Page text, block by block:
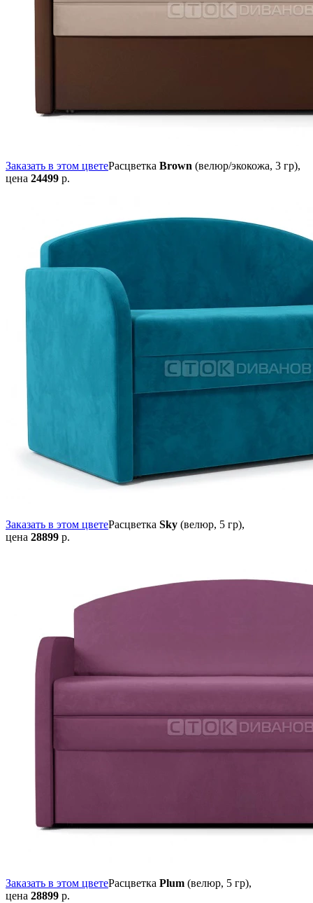
Заказать в этом цветеРасцветка Brown (велюр/экокожа, 3 гр),
цена 24499 р.
Заказать в этом цветеРасцветка Sky (велюр, 5 гр),
цена 28899 р.
Заказать в этом цветеРасцветка Plum (велюр, 5 гр),
цена 28899 р.